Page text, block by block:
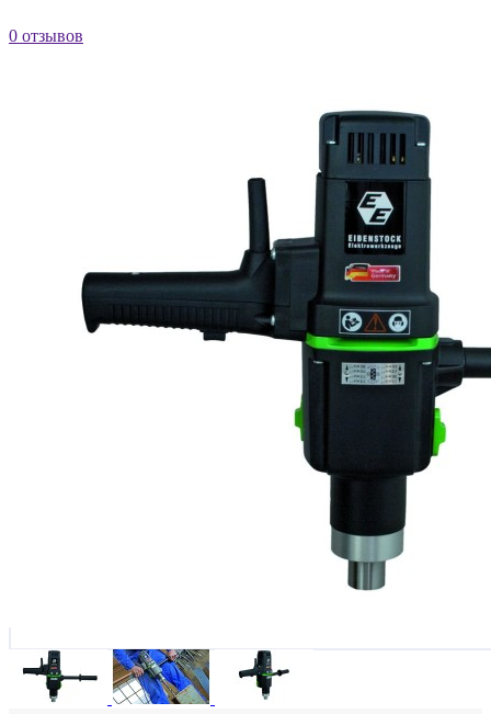
0 отзывов